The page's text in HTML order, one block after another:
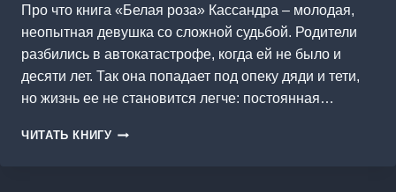
Про что книга «Белая роза» Кассандра – молодая,
неопытная девушка со сложной судьбой. Родители
разбились в автокатастрофе, когда ей не было и
десяти лет. Так она попадает под опеку дяди и тети,
но жизнь ее не становится легче: постоянная…
ЧИТАТЬ КНИГУ БЕЛАЯ